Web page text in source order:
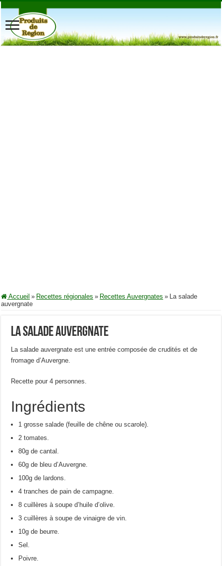
Accueil » Recettes régionales » Recettes Auvergnates » La salade
auvergnate
La salade auvergnate
La salade auvergnate est une entrée composée de crudités et de
fromage d’Auvergne.
Recette pour 4 personnes.
Ingrédients
1 grosse salade (feuille de chêne ou scarole).
2 tomates.
80g de cantal.
60g de bleu d’Auvergne.
100g de lardons.
4 tranches de pain de campagne.
8 cuillères à soupe d’huile d’olive.
3 cuillères à soupe de vinaigre de vin.
10g de beurre.
Sel.
Poivre.